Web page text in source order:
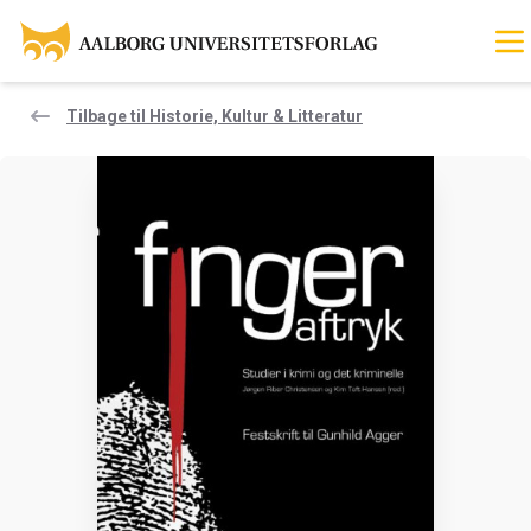
Tilbage til Historie, Kultur & Litteratur